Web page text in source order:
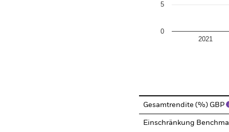
2021
0
5
Gesamtrendite (%) GBP
Einschränkung